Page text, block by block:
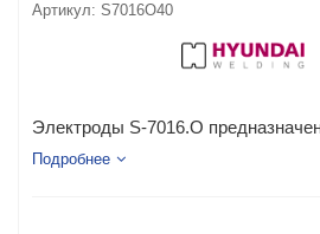
Артикул: S7016O40
Электроды S-7016.O
Подробнее